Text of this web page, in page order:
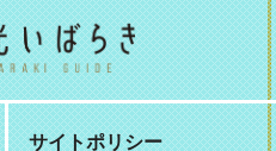
サイトポリシー